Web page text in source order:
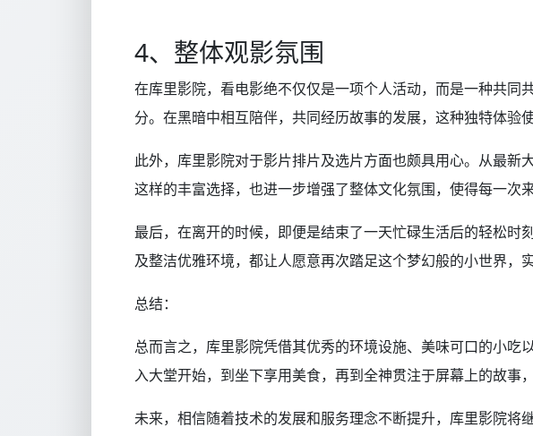
4、整体观影氛围
在库里影院，看电影绝不仅仅是一项个人活动，而是一种共
分。在黑暗中相互陪伴，共同经历故事的发展，这种独特体验
此外，库里影院对于影片排片及选片方面也颇具用心。从最
这样的丰富选择，也进一步增强了整体文化氛围，使得每一次
最后，在离开的时候，即便是结束了一天忙碌生活后的轻松
及整洁优雅环境，都让人愿意再次踏足这个梦幻般的小世界，
总结：
总而言之，库里影院凭借其优秀的环境设施、美味可口的小
入大堂开始，到坐下享用美食，再到全神贯注于屏幕上的故事
未来，相信随着技术的发展和服务理念不断提升，库里影院